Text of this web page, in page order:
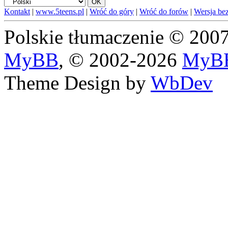
Kontakt | www.5teens.pl | Wróć do góry | Wróć do forów | Wersja
Polskie tłumaczenie ©
MyBB, © 2002-2026
Theme Design by WbDev